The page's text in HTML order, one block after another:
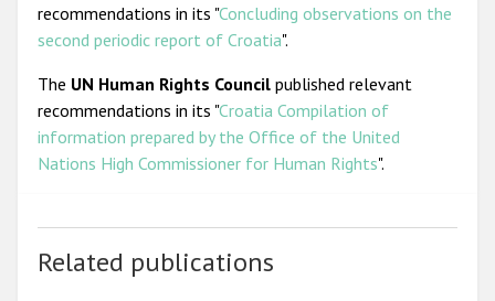
recommendations in its "Concluding observations on the
second periodic report of Croatia".
The UN Human Rights Council published relevant
recommendations in its "Croatia Compilation of
information prepared by the Office of the United
Nations High Commissioner for Human Rights".
Related publications